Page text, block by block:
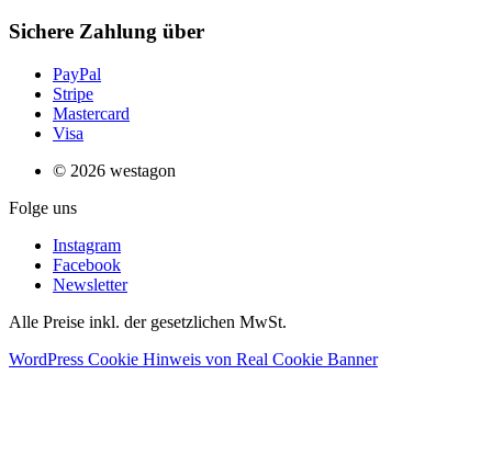
Sichere Zahlung über
PayPal
Stripe
Mastercard
Visa
© 2026 westagon
Folge uns
Instagram
Facebook
Newsletter
Alle Preise inkl. der gesetzlichen MwSt.
WordPress Cookie Hinweis von Real Cookie Banner